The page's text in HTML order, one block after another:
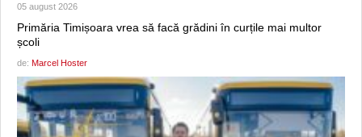
05 august 2026
Primăria Timișoara vrea să facă grădini în curțile mai multor
școli
de: Marcel Hoster